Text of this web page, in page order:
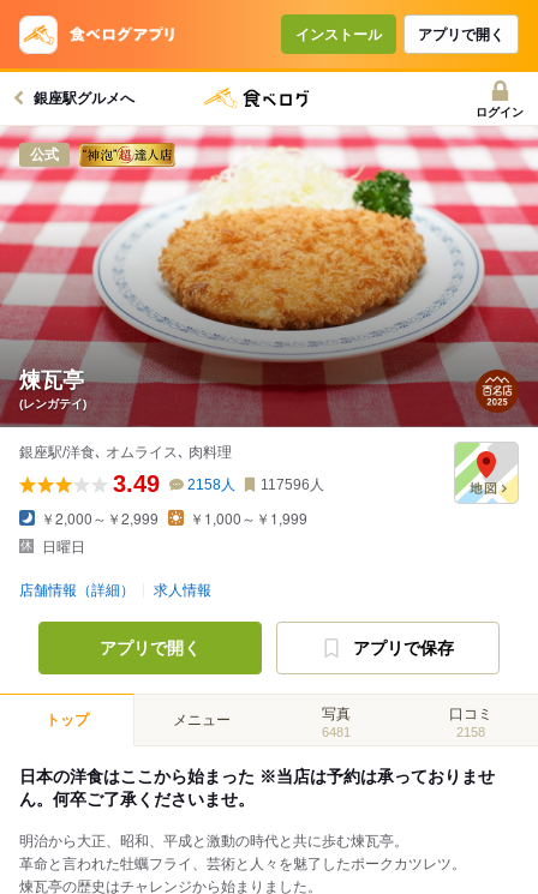
インストール アプリで開く
銀座駅グルメへ
ログイン
公式
煉瓦亭
(レンガテイ)
銀座駅/洋食､ オムライス､ 肉料理
3.49 2158人 117596 人
￥2,000～￥2,999
￥1,000～￥1,999
日曜日
店舗情報（詳細） 求人情報
アプリで開く アプリで保存
トップ メニュー 写真
6481
口コミ
2158
日本の洋食はここから始まった ※当店は予約は承っておりませ
ん。何卒ご了承くださいませ。
明治から大正、昭和、平成と激動の時代と共に歩む煉瓦亭。
革命と言われた牡蠣フライ、芸術と人々を魅了したポークカツレツ。
煉瓦亭の歴史はチャレンジから始まりました。